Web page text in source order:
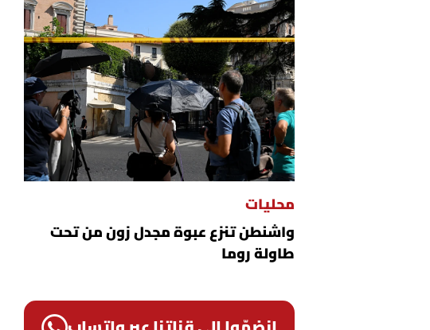
محليات
واشنطن تنزع عبوة مجدل زون من تحت
طاولة روما